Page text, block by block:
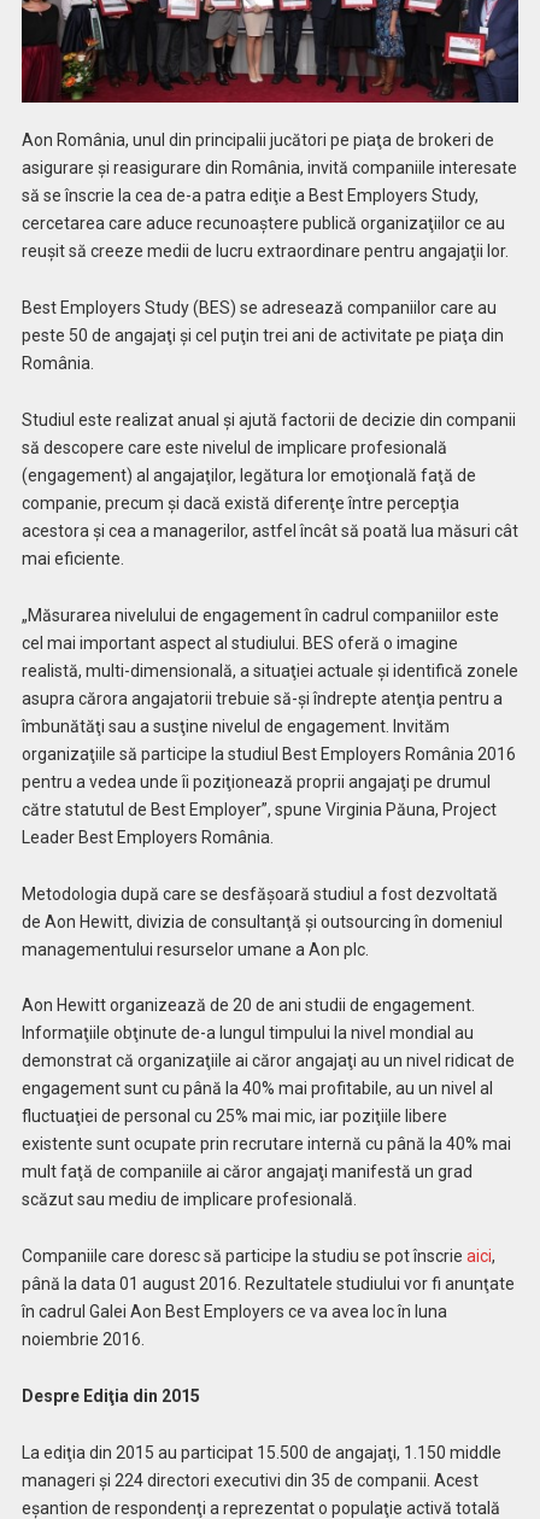
Aon România, unul din principalii jucători pe piaţa de brokeri de
asigurare şi reasigurare din România, invită companiile interesate
să se înscrie la cea de-a patra ediţie a Best Employers Study,
cercetarea care aduce recunoaştere publică organizaţiilor ce au
reuşit să creeze medii de lucru extraordinare pentru angajaţii lor.
Best Employers Study (BES) se adresează companiilor care au
peste 50 de angajaţi şi cel puţin trei ani de activitate pe piaţa din
România.
Studiul este realizat anual şi ajută factorii de decizie din companii
să descopere care este nivelul de implicare profesională
(engagement) al angajaţilor, legătura lor emoţională faţă de
companie, precum şi dacă există diferenţe între percepţia
acestora şi cea a managerilor, astfel încât să poată lua măsuri cât
mai eficiente.
„Măsurarea nivelului de engagement în cadrul companiilor este
cel mai important aspect al studiului. BES oferă o imagine
realistă, multi-dimensională, a situaţiei actuale şi identifică zonele
asupra cărora angajatorii trebuie să-şi îndrepte atenţia pentru a
îmbunătăţi sau a susţine nivelul de engagement. Invităm
organizaţiile să participe la studiul Best Employers România 2016
pentru a vedea unde îi poziţionează proprii angajaţi pe drumul
către statutul de Best Employer”, spune Virginia Păuna, Project
Leader Best Employers România.
Metodologia după care se desfăşoară studiul a fost dezvoltată
de Aon Hewitt, divizia de consultanţă şi outsourcing în domeniul
managementului resurselor umane a Aon plc.
Aon Hewitt organizează de 20 de ani studii de engagement.
Informaţiile obţinute de-a lungul timpului la nivel mondial au
demonstrat că organizaţiile ai căror angajaţi au un nivel ridicat de
engagement sunt cu până la 40% mai profitabile, au un nivel al
fluctuaţiei de personal cu 25% mai mic, iar poziţiile libere
existente sunt ocupate prin recrutare internă cu până la 40% mai
mult faţă de companiile ai căror angajaţi manifestă un grad
scăzut sau mediu de implicare profesională.
Companiile care doresc să participe la studiu se pot înscrie aici,
până la data 01 august 2016. Rezultatele studiului vor fi anunţate
în cadrul Galei Aon Best Employers ce va avea loc în luna
noiembrie 2016.
Despre Ediţia din 2015
La ediţia din 2015 au participat 15.500 de angajaţi, 1.150 middle
manageri şi 224 directori executivi din 35 de companii. Acest
eşantion de respondenţi a reprezentat o populaţie activă totală